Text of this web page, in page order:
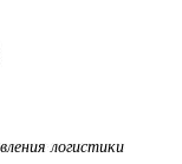
логистики